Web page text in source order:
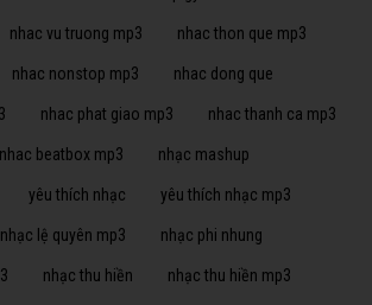
nhac vu truong mp3 nhac thon que mp3
nhac nonstop mp3 nhac dong que
nhac phat giao mp3 nhac thanh ca mp3
nhac beatbox mp3 nhạc mashup
yêu thích nhạc yêu thích nhạc mp3
nhạc lệ quyên mp3 nhạc phi nhung
nhạc thu hiền nhạc thu hiền mp3